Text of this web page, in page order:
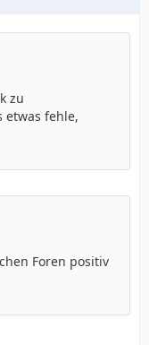
zu
fehle,
Foren positiv